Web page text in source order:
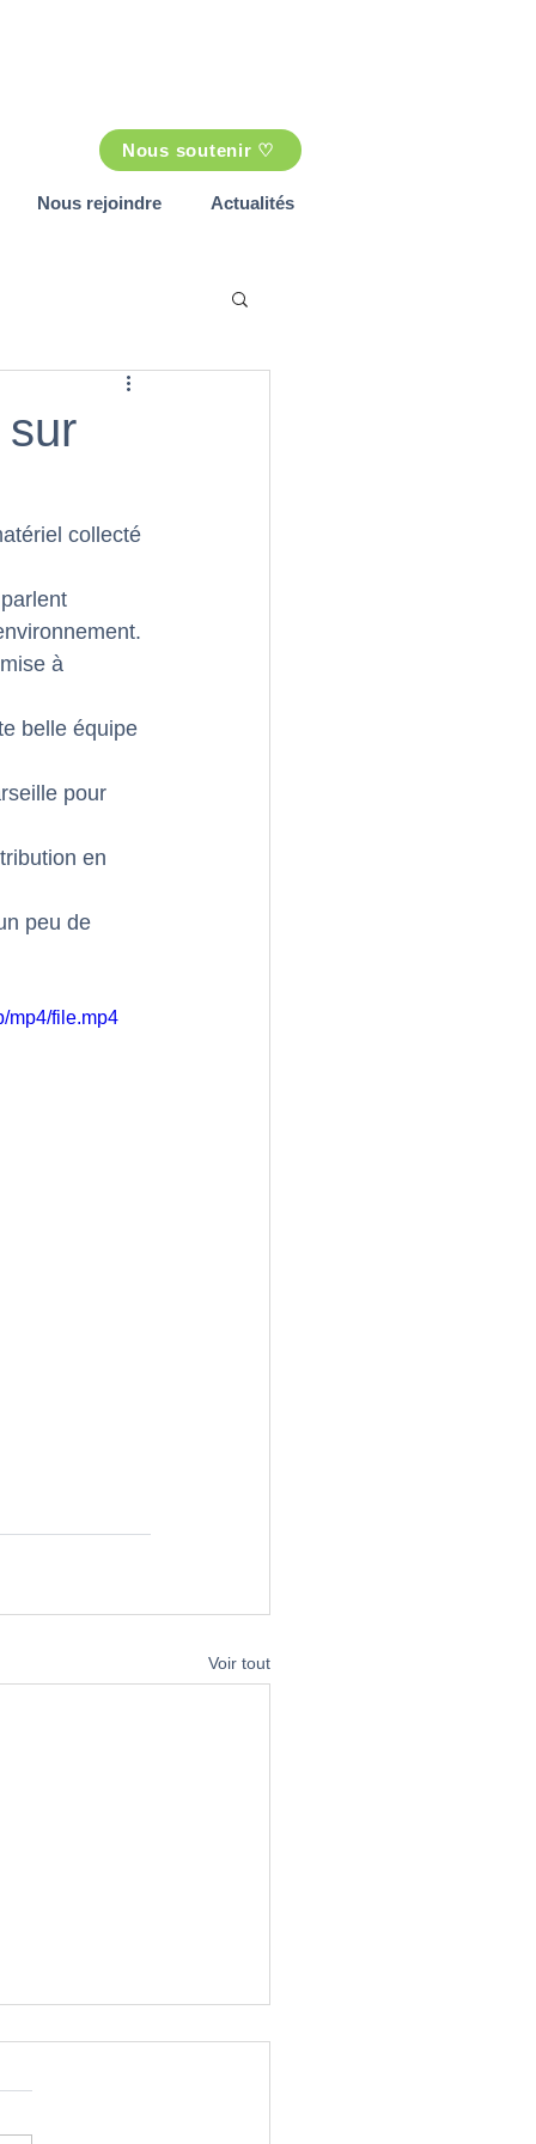
Nous soutenir ♡
Nous rejoindre Actualités
sur
collecté
à
belle équipe
pour
en
peu de
mp4/file.mp4
Voir tout